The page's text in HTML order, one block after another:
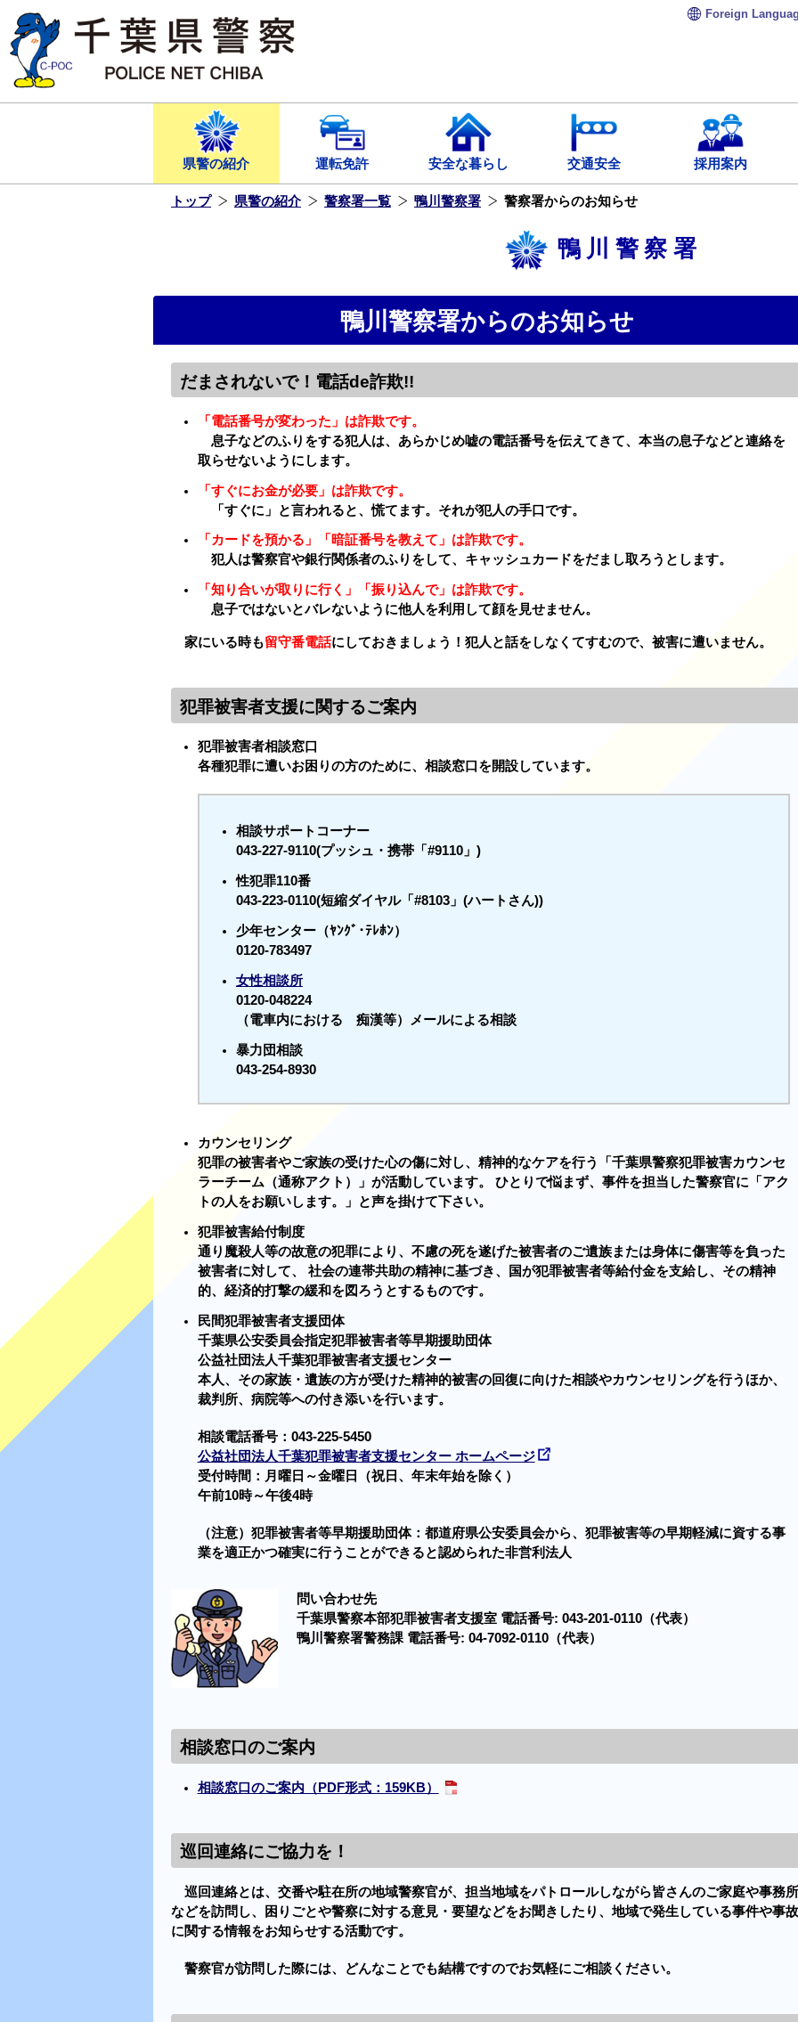
ス
キ
ま
Foreign
県警の紹介 運転免許 安全な暮らし 交通安全 採用案内
トップ 県警の紹介 警察署一覧 鴨川警察署 警察署からのお知らせ
鴨川警察署
鴨川警察署からのお知らせ
だまされないで！電話de詐欺!!
「電話番号が変わった」は詐欺です。
息子などのふりをする犯人は、あらかじめ嘘の電話番号を伝えてきて、本当の息子などと連絡を
取らせないようにします。
「すぐにお金が必要」は詐欺です。
「すぐに」と言われると、慌てます。それが犯人の手口です。
「カードを預かる」「暗証番号を教えて」は詐欺です。
犯人は警察官や銀行関係者のふりをして、キャッシュカードをだまし取ろうとします。
「知り合いが取りに行く」「振り込んで」は詐欺です。
息子ではないとバレないように他人を利用して顔を見せません。
家にいる時も留守番電話にしておきましょう！犯人と話をしなくてすむので、被害に遭いません。
犯罪被害者支援に関するご案内
犯罪被害者相談窓口
各種犯罪に遭いお困りの方のために、相談窓口を開設しています。
相談サポートコーナー
043-227-9110(プッシュ・携帯「 #9110」)
性犯罪110番
043-223-0110(短縮ダイヤル「 #8103」(ハートさん))
少年センター（ﾔﾝｸﾞ･ﾃﾚﾎﾝ）
0120-783497
女性相談所
0120-048224
（電車内における 痴漢等）メールによる相談
暴力団相談
043-254-8930
カウンセリング
犯罪の被害者やご家族の受けた心の傷に対し、精神的なケアを行う「千葉県警察犯罪被害カウンセ
ラーチーム（通称アクト）」が活動しています。 ひとりで悩まず、事件を担当した警察官に「アク
トの人をお願いします。」と声を掛けて下さい。
犯罪被害給付制度
通り魔殺人等の故意の犯罪により、不慮の死を遂げた被害者のご遺族または身体に傷害等を負った
被害者に対して、 社会の連帯共助の精神に基づき、国が犯罪被害者等給付金を支給し、その精神
的、経済的打撃の緩和を図ろうとするものです。
民間犯罪被害者支援団体
千葉県公安委員会指定犯罪被害者等早期援助団体
公益社団法人千葉犯罪被害者支援センター
本人、その家族・遺族の方が受けた精神的被害の回復に向けた相談やカウンセリングを行うほか、
裁判所、病院等への付き添いを行います。
相談電話番号： 043-225-5450
公益社団法人千葉犯罪被害者支援センター ホームページ
受付時間：月曜日～金曜日（祝日、年末年始を除く）
午前10時～午後4時
（注意）犯罪被害者等早期援助団体：都道府県公安委員会から、犯罪被害等の早期軽減に資する事
業を適正かつ確実に行うことができると認められた非営利法人
問い合わせ先
千葉県警察本部犯罪被害者支援室 電話番号: 043-201-0110 （代表）
鴨川警察署警務課 電話番号: 04-7092-0110 （代表）
相談窓口のご案内
相談窓口のご案内（PDF形式：159KB）
巡回連絡にご協力を！
巡回連絡とは、交番や駐在所の地域警察官が、担当地域をパトロールしながら皆さんのご家庭や事務所
などを訪問し、困りごとや警察に対する意見・要望などをお聞きしたり、地域で発生している事件や事故
に関する情報をお知らせする活動です。
警察官が訪問した際には、どんなことでも結構ですのでお気軽にご相談ください。